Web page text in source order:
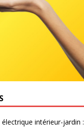
intérieur-jardin :